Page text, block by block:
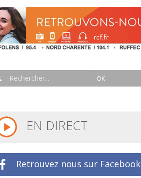
EN DIRECT
Retrouvez nous sur Facebook